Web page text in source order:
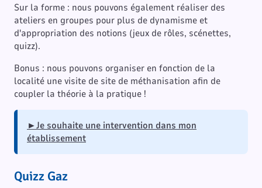
Sur la forme : nous pouvons également réaliser des
ateliers en groupes pour plus de dynamisme et
d'appropriation des notions (jeux de rôles, scénettes,
quizz).
Bonus : nous pouvons organiser en fonction de la
localité une visite de site de méthanisation afin de
coupler la théorie à la pratique !
►Je souhaite une intervention dans mon
établissement
Quizz Gaz